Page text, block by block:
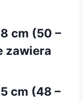
cm (50 –
zawiera
cm (48 –